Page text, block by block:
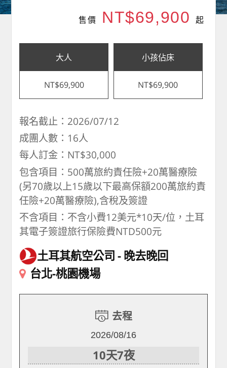
售價 NT$69,900 起
大人
NT$69,900
小孩佔床
NT$69,900
報名截止：2026/07/12
成團人數：16人
每人訂金：NT$30,000
包含項目：500萬旅約責任險+20萬醫療險
(另70歲以上15歲以下最高保額200萬旅約責
任險+20萬醫療險),含稅及簽證
不含項目：不含小費12美元*10天/位，土耳
其電子簽證旅行保險費NTD500元
土耳其航空公司
晚去晚回
台北-桃園機場
去程
2026/08/16
10天7夜